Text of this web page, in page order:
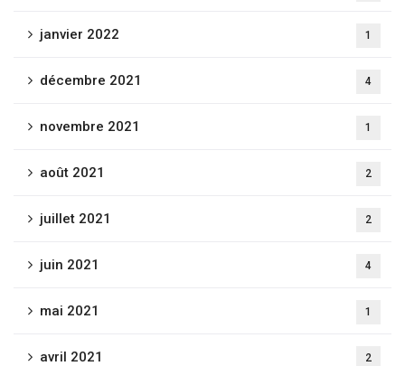
janvier 2022 1
décembre 2021 4
novembre 2021 1
août 2021 2
juillet 2021 2
juin 2021 4
mai 2021 1
avril 2021 2